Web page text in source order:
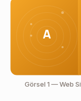
A
Görsel 1 — Web